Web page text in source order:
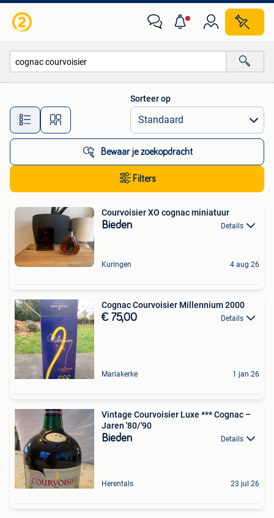
Alle afstanden…
Sorteer op
Bewaar je zoekopdracht
Filters
Courvoisier XO cognac miniatuur
Bieden Details
Kuringen 4 aug 26
Cognac Courvoisier Millennium 2000
€ 75,00 Details
Mariakerke 1 jan 26
Vintage Courvoisier Luxe *** Cognac –
Jaren '80/'90
Bieden Details
Herentals 23 jul 26